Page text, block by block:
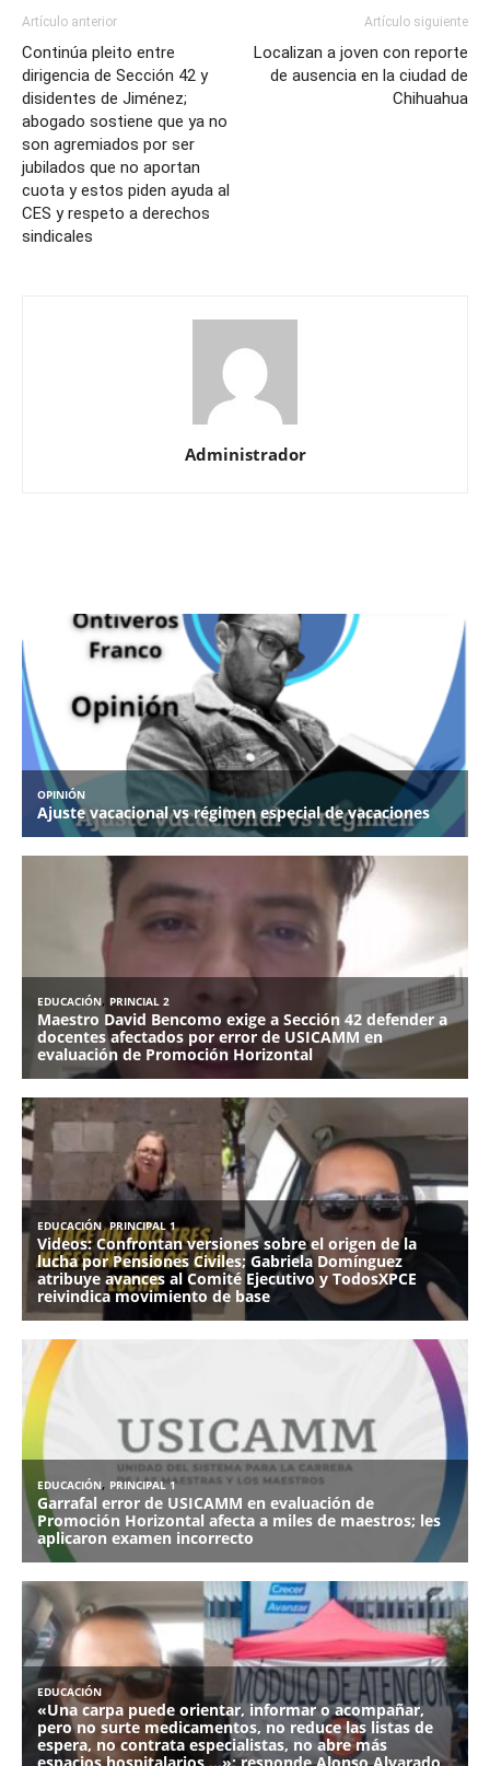
Artículo anterior
Continúa pleito entre
dirigencia de Sección 42 y
disidentes de Jiménez;
abogado sostiene que ya no
son agremiados por ser
jubilados que no aportan
cuota y estos piden ayuda al
CES y respeto a derechos
sindicales
Artículo siguiente
Localizan a joven con reporte
de ausencia en la ciudad de
Chihuahua
Administrador